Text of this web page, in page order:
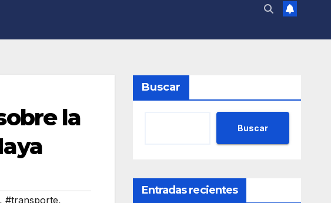
la
, #transporte,
Buscar
Buscar
Entradas recientes